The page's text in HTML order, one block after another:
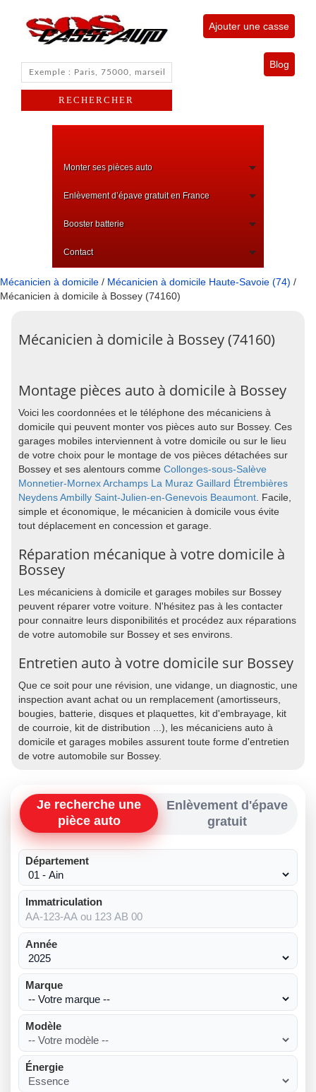
Ajouter une casse
Blog
Monter ses pièces auto
Enlèvement d’épave gratuit en France
Booster batterie
Contact
Mécanicien à domicile / Mécanicien à domicile Haute-Savoie (74) /
Mécanicien à domicile à Bossey (74160)
Mécanicien à domicile à Bossey (74160)
Montage pièces auto à domicile à Bossey
Voici les coordonnées et le téléphone des mécaniciens à
domicile qui peuvent monter vos pièces auto sur Bossey. Ces
garages mobiles interviennent à votre domicile ou sur le lieu
de votre choix pour le montage de vos pièces détachées sur
Bossey et ses alentours comme Collonges-sous-Salève
Monnetier-MornexArchamps La Muraz Gaillard Étrembières
NeydensAmbilly Saint-Julien-en-Genevois Beaumont. Facile,
simple et économique, le mécanicien à domicile vous évite
tout déplacement en concession et garage.
Réparation mécanique à votre domicile à
Bossey
Les mécaniciens à domicile et garages mobiles sur Bossey
peuvent réparer votre voiture. N'hésitez pas à les contacter
pour connaitre leurs disponibilités et procédez aux réparations
de votre automobile sur Bossey et ses environs.
Entretien auto à votre domicile sur Bossey
Que ce soit pour une révision, une vidange, un diagnostic, une
inspection avant achat ou un remplacement (amortisseurs,
bougies, batterie, disques et plaquettes, kit d'embrayage, kit
de courroie, kit de distribution ...), les mécaniciens auto à
domicile et garages mobiles assurent toute forme d'entretien
de votre automobile sur Bossey.
Je recherche une
pièce auto
Enlèvement d'épave
gratuit
Département
Immatriculation
Année
Marque
Modèle
Énergie